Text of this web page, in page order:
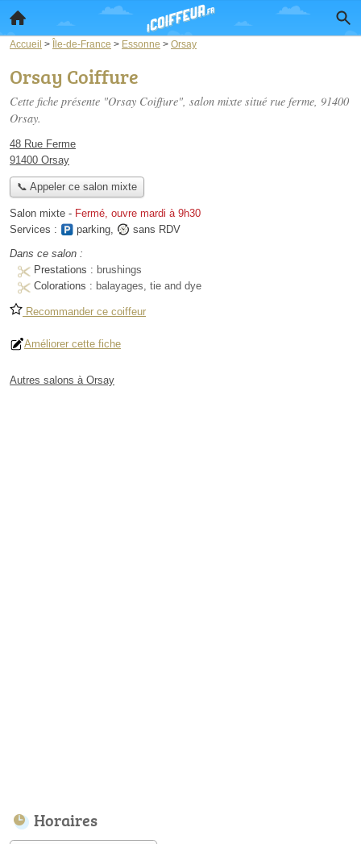
Accueil > Île-de-France > Essonne > Orsay
Orsay Coiffure
Cette fiche présente "Orsay Coiffure", salon mixte situé rue ferme, 91400
Orsay.
48 Rue Ferme
91400 Orsay
📞 Appeler ce salon mixte
Salon mixte - Fermé, ouvre mardi à 9h30
Services :
parking,
sans RDV
Dans ce salon :
Prestations : brushings
Colorations : balayages, tie and dye
Recommander ce coiffeur
Améliorer cette fiche
Autres salons à Orsay
Horaires